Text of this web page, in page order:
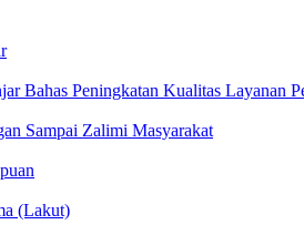
Bahas Peningkatan Kualitas Layanan
Sampai Zalimi Masyarakat
(Lakut)